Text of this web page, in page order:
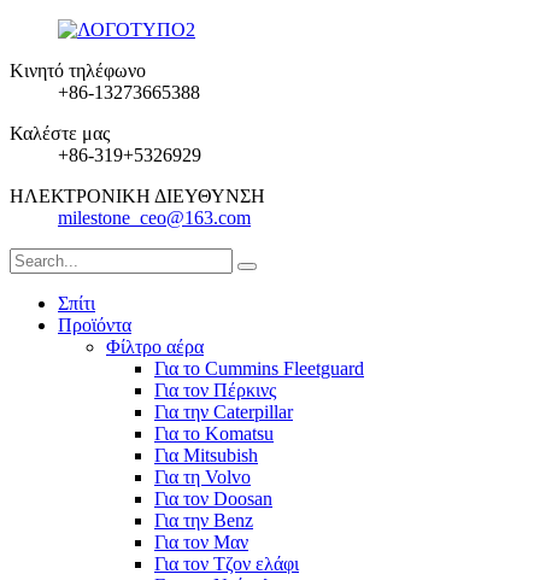
Κινητό τηλέφωνο
+86-13273665388
Καλέστε μας
+86-319+5326929
ΗΛΕΚΤΡΟΝΙΚΗ ΔΙΕΥΘΥΝΣΗ
milestone_ceo@163.com
Σπίτι
Προϊόντα
Φίλτρο αέρα
Για το Cummins Fleetguard
Για τον Πέρκινς
Για την Caterpillar
Για το Komatsu
Για Mitsubish
Για τη Volvo
Για τον Doosan
Για την Benz
Για τον Μαν
Για τον Τζον ελάφι